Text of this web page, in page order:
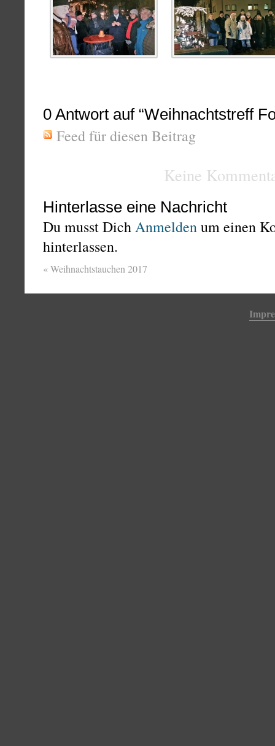
0 Antwort auf “Weihnachtstreff
Feed für diesen Beitrag
Keine
Hinterlasse eine Nachricht
Du musst DichAnmeldenum einen
hinterlassen.
«Weihnachtstauchen 2017